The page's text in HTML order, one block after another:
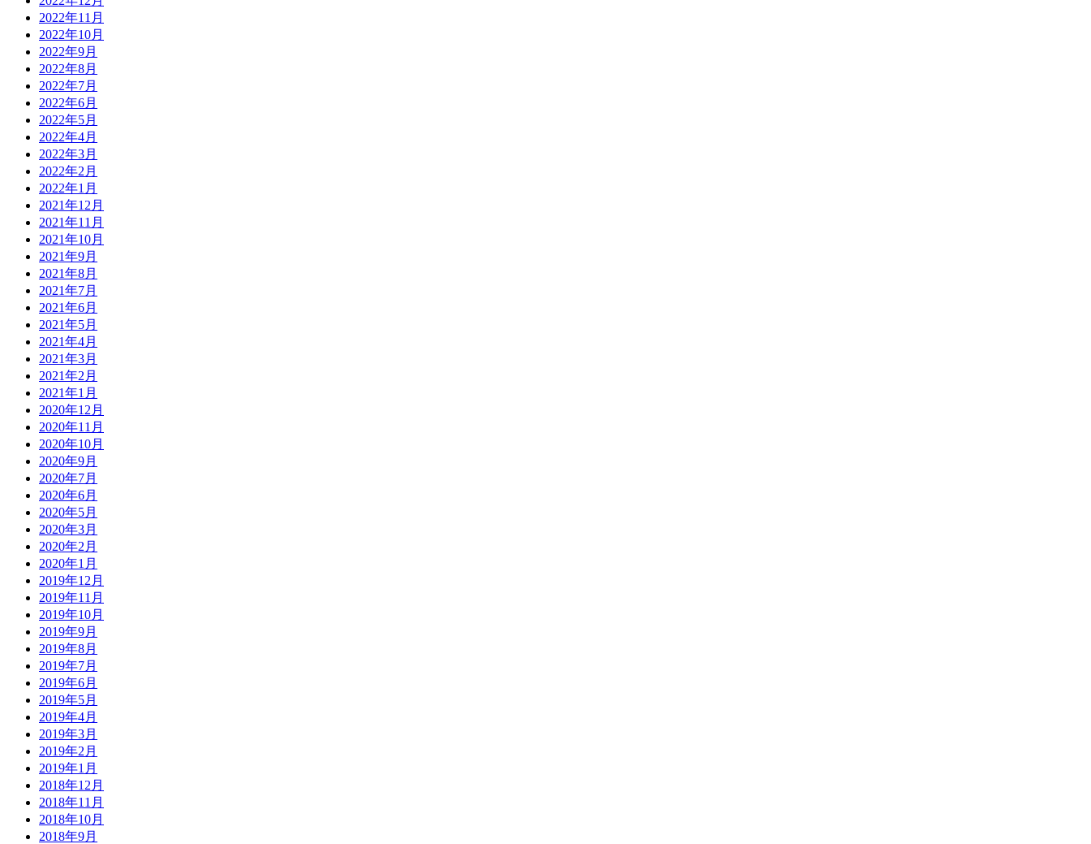
2022年11月
2022年10月
2022年9月
2022年8月
2022年7月
2022年6月
2022年5月
2022年4月
2022年3月
2022年2月
2022年1月
2021年12月
2021年11月
2021年10月
2021年9月
2021年8月
2021年7月
2021年6月
2021年5月
2021年4月
2021年3月
2021年2月
2021年1月
2020年12月
2020年11月
2020年10月
2020年9月
2020年7月
2020年6月
2020年5月
2020年3月
2020年2月
2020年1月
2019年12月
2019年11月
2019年10月
2019年9月
2019年8月
2019年7月
2019年6月
2019年5月
2019年4月
2019年3月
2019年2月
2019年1月
2018年12月
2018年11月
2018年10月
2018年9月